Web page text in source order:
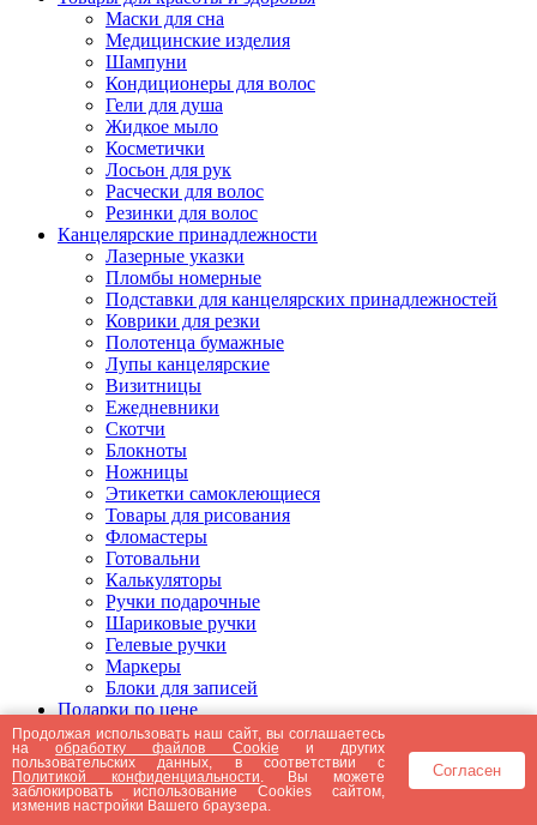
Маски для сна
Медицинские изделия
Шампуни
Кондиционеры для волос
Гели для душа
Жидкое мыло
Косметички
Лосьон для рук
Расчески для волос
Резинки для волос
Канцелярские принадлежности
Лазерные указки
Пломбы номерные
Подставки для канцелярских принадлежностей
Коврики для резки
Полотенца бумажные
Лупы канцелярские
Визитницы
Ежедневники
Скотчи
Блокноты
Ножницы
Этикетки самоклеющиеся
Товары для рисования
Фломастеры
Готовальни
Калькуляторы
Ручки подарочные
Шариковые ручки
Гелевые ручки
Маркеры
Блоки для записей
Подарки по цене
Подарки от 5000 рублей
Подарки до 5000 рублей
Подарки до 3000 рублей
Подарки до 2000 рублей
Подарки до 1000 рублей
Продолжая использовать наш сайт, вы соглашаетесь
наобработку файлов Cookie и других
пользовательских данных, в соответствии с
Политикой конфиденциальности . Вы можете
заблокировать использование Cookies сайтом,
изменив настройки Вашего браузера.
Согласен